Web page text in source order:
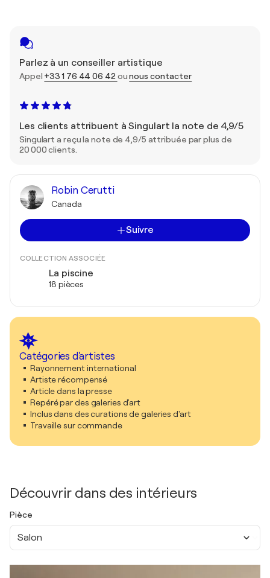
Parlez à un conseiller artistique
Appel +33 1 76 44 06 42 ounous contacter
Les clients attribuent à Singulart la note de 4,9/5
Singulart a reçu la note de 4,9/5 attribuée par plus de
20 000 clients.
Robin Cerutti
Canada
Suivre
COLLECTION ASSOCIÉE
La piscine
18 pièces
Catégories d'artistes
Rayonnement international
Artiste récompensé
Article dans la presse
Repéré par des galeries d'art
Inclus dans des curations de galeries d'art
Travaille sur commande
Découvrir dans des intérieurs
Pièce
Salon